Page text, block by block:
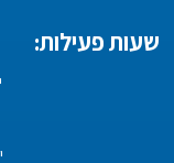
שעות פעילות: